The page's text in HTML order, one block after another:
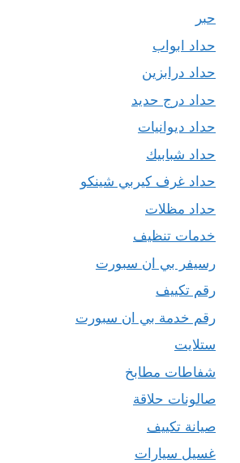
حبر
حداد ابواب
حداد درابزين
حداد درج حديد
حداد ديوانيات
حداد شبابيك
حداد غرف كيربي شينكو
حداد مظلات
خدمات تنظيف
رسيفر بي ان سبورت
رقم تكييف
رقم خدمة بي ان سبورت
ستلايت
شفاطات مطابخ
صالونات حلاقة
صيانة تكييف
غسيل سيارات